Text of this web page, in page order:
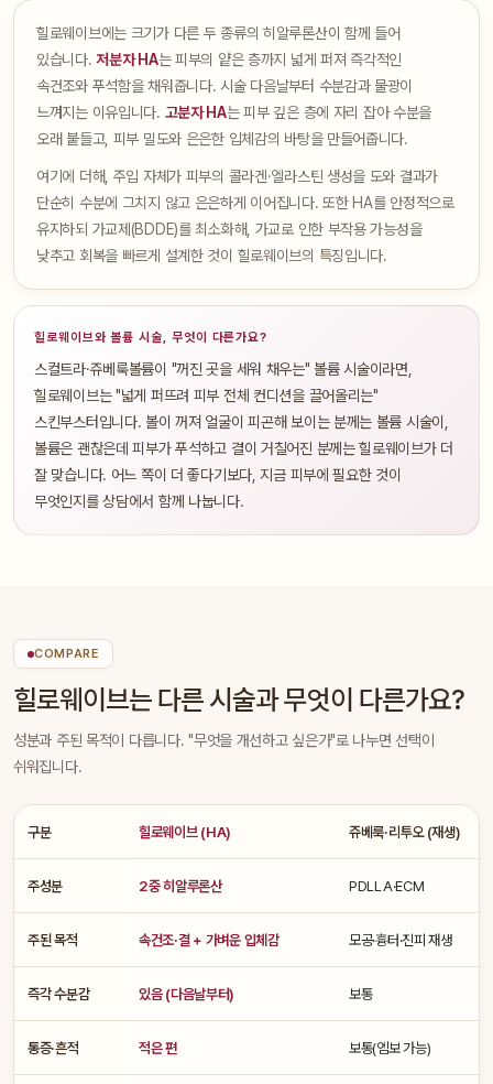
힐로웨이브에는 크기가 다른 두 종류의 히알루론산이 함께 들어
있습니다.저분자 HA는 피부의 얕은 층까지 넓게 퍼져 즉각적인
속건조와 푸석함을 채워줍니다. 시술 다음날부터 수분감과 물광이
느껴지는 이유입니다. 고분자 HA는 피부 깊은 층에 자리 잡아 수분을
오래 붙들고, 피부 밀도와 은은한 입체감의 바탕을 만들어줍니다.
여기에 더해, 주입 자체가 피부의 콜라겐·엘라스틴 생성을 도와 결과가
단순히 수분에 그치지 않고 은은하게 이어집니다. 또한 HA를 안정적으로
유지하되 가교제(BDDE)를 최소화해, 가교로 인한 부작용 가능성을
낮추고 회복을 빠르게 설계한 것이 힐로웨이브의 특징입니다.
힐로웨이브와 볼륨 시술, 무엇이 다른가요?
스컬트라·쥬베룩볼륨이 "꺼진 곳을 세워 채우는" 볼륨 시술이라면,
힐로웨이브는 "넓게 퍼뜨려 피부 전체 컨디션을 끌어올리는"
스킨부스터입니다. 볼이 꺼져 얼굴이 피곤해 보이는 분께는 볼륨 시술이,
볼륨은 괜찮은데 피부가 푸석하고 결이 거칠어진 분께는 힐로웨이브가 더
잘 맞습니다. 어느 쪽이 더 좋다기보다, 지금 피부에 필요한 것이
무엇인지를 상담에서 함께 나눕니다.
COMPARE
힐로웨이브는 다른 시술과 무엇이 다른가요?
성분과 주된 목적이 다릅니다. "무엇을 개선하고 싶은가"로 나누면 선택이
쉬워집니다.
구분 힐로웨이브 (HA) 쥬베룩·리투오 (재생)
주성분 2중 히알루론산 PDLLA·ECM
주된 목적 속건조·결 + 가벼운 입체감 모공·흉터·진피 재생
즉각 수분감 있음 (다음날부터) 보통
통증·흔적 적은 편 보통(엠보 가능)